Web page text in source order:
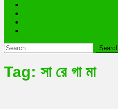
Search
for:
Tag: সা রে গা মা